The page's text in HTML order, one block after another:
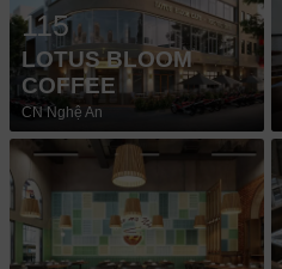
115
LOTUS BLOOM
COFFEE
CN Nghệ An